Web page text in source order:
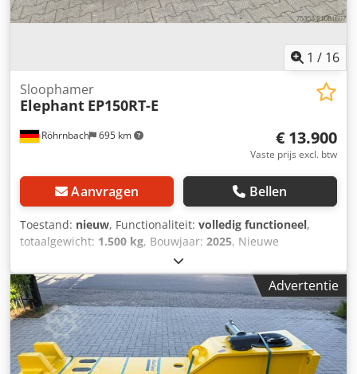
1 / 16
Röhrnbach 695 km
Sloophamer
Elephant EP150RT-E
€ 13.900
Vaste prijs excl. btw
Aanvragen Bellen
Toestand: nieuw, Functionaliteit: volledig functioneel,
totaalgewicht: 1.500 kg, Bouwjaar: 2025, Nieuwe
schrootknip voor graafmachines vanaf 14 ton, 360 graden
draaibaar, inclusief accessoires, Hardox staal,
Dwsdpfjydnuijx Abyoa CE-gecertificeerde machine.
Gewicht: 1500 kg.
Advertentie